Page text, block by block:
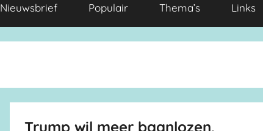
Nieuwsbrief Populair Thema’s Links
Trump wil meer baanlozen,